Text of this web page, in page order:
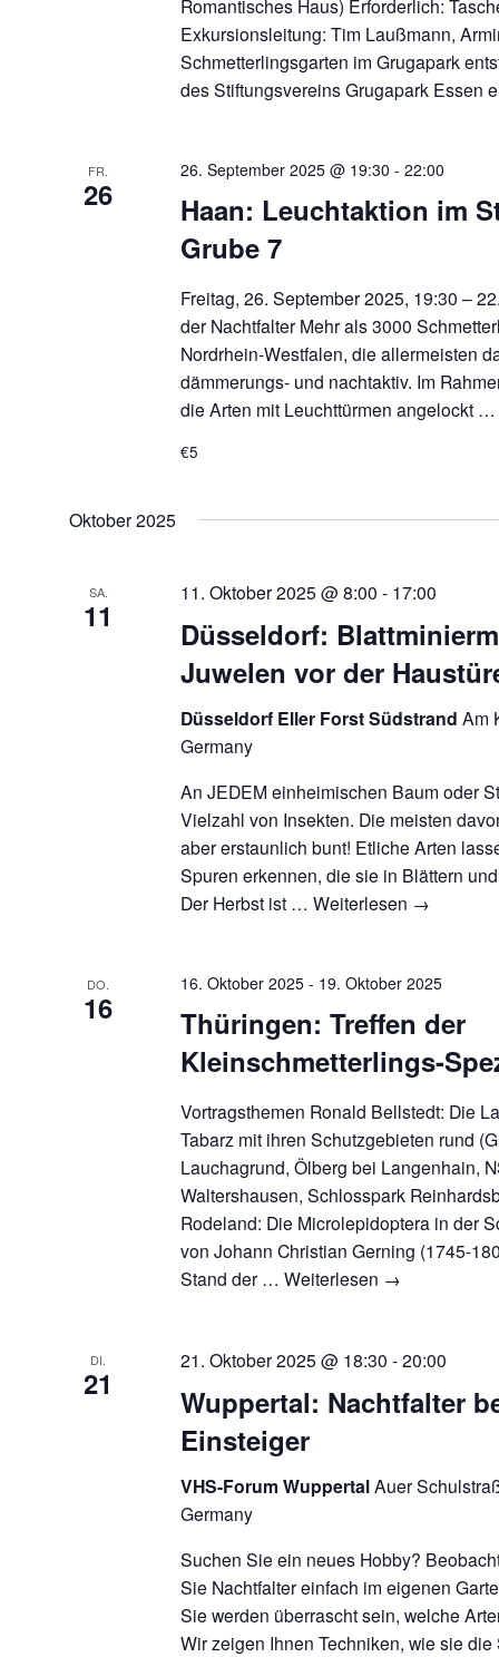
Romantisches Haus) Erforderlich:
Exkursionsleitung: Tim Laußmann,
Schmetterlingsgarten im Grugapark
des Stiftungsvereins Grugapark Essen
FR.
26
Haan: Leuchtaktion im
Grube 7
26. September 2025 @ 19:30 -22:00
Freitag, 26. September 2025, 19:30 –
der Nachtfalter Mehr als 3000
Nordrhein-Westfalen, die allermeisten
dämmerungs- und nachtaktiv. Im
die Arten mit Leuchttürmen angelockt
€5
Oktober 2025
SA.
11
Düsseldorf:
Juwelen vor der
11. Oktober 2025 @ 8:00 - 17:00
Düsseldorf Eller Forst SüdstrandAm
Germany
An JEDEM einheimischen Baum oder
Vielzahl von Insekten. Die meisten
aber erstaunlich bunt! Etliche Arten
Spuren erkennen, die sie in Blättern
Der Herbst ist …Weiterlesen →
DO.
16
Thüringen: Treffen der
Kleinschmetterlings-
16. Oktober 2025 - 19. Oktober 2025
Vortragsthemen Ronald Bellstedt: Die
Tabarz mit ihren Schutzgebieten rund
Lauchagrund, Ölberg bei Langenhain,
Waltershausen, Schlosspark
Rodeland: Die Microlepidoptera in der
von Johann Christian Gerning (1745-
Stand der …Weiterlesen →
DI.
21
Wuppertal: Nachtfalter
Einsteiger
21. Oktober 2025 @ 18:30 -20:00
VHS-Forum WuppertalAuer
Germany
Suchen Sie ein neues Hobby?
Sie Nachtfalter einfach im eigenen
Sie werden überrascht sein, welche
Wir zeigen Ihnen Techniken, wie sie